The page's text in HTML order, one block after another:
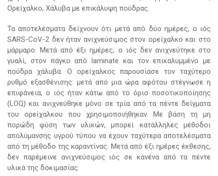
Ορείχαλκο, Χάλυβα με επικάλυψη πούδρας.
Τα αποτελέσματα δείχνουν ότι μετά από δύο ημέρες, ο ιός
SARS-CoV-2 δεν ήταν ανιχνεύσιμος στον ορείχαλκο και στο
μάρμαρο. Μετά από έξι ημέρες, ο ιός δεν ανιχνεύτηκε στο
γυαλί, στον πάγκο από laminate και τον επικαλυμμένο με
πούδρα χάλυβα. Ο ορείχαλκος παρουσίασε τον ταχύτερο
ρυθμό εξασθένισης: μετά από μια ώρα αφότου στέγνωσε η
επιφάνεια, ο ιός ήταν κάτω από το όριο ποσοτικοποίησης
(LOQ) και ανιχνεύθηκε μόνο σε τρία από τα πέντε δείγματα
του ορείχαλκου που χρησιμοποιήθηκαν. Με βάση τη μη
πορώδη φύση των υλικών, μπορεί κατάλληλες μέθοδοι
απολύμανσης υγρού τύπου να έχουν ταχύτερα αποτελέσματα
από τη μέθοδο της καραντίνας. Μετά από έξι ημέρες έκθεσης,
δεν παρέμεινε ανιχνεύσιμος ιός σε κανένα από τα πέντε
υλικά της δοκιμασίας.